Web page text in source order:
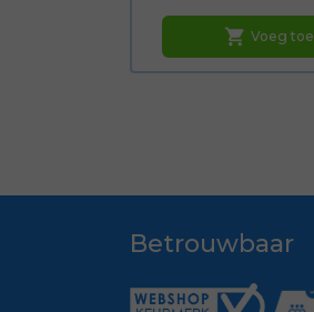
shopping_cart Voeg toe
Betrouwbaar